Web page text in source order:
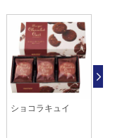
ショコラキュイ